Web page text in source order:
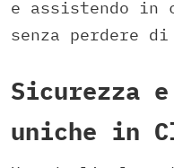
e assistendo in
senza perdere
Sicurezza
uniche in